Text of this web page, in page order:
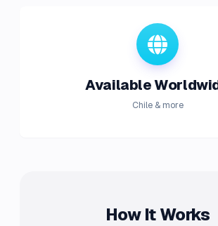
Available
Chile & more
How It Works